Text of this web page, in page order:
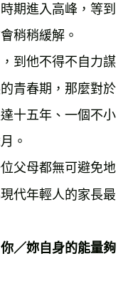
期進入高峰，等到
稍稍緩解。
到他不得不自力謀
青春期，那麼對於
十五年、一個不小
。
父母都無可避免地
代年輕人的家長最
／妳自身的能量夠